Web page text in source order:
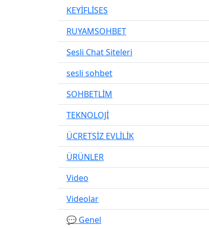
KEYİFLİSES
RUYAMSOHBET
Sesli Chat Siteleri
sesli sohbet
SOHBETLİM
TEKNOLOJİ
ÜCRETSİZ EVLİLİK
ÜRÜNLER
Video
Videolar
💬 Genel